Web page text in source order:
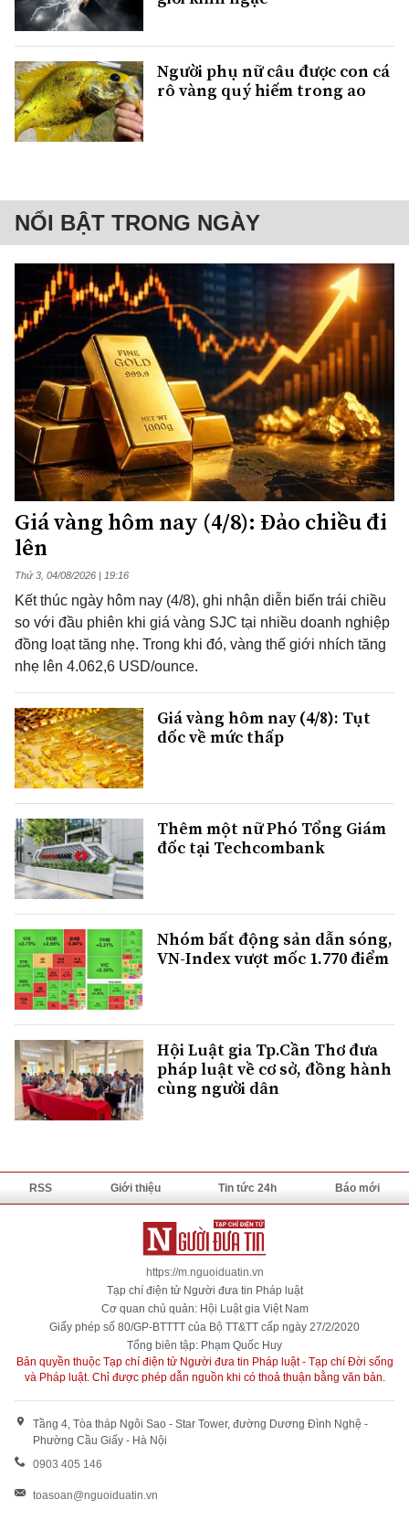
Người phụ nữ câu được con cá
rô vàng quý hiếm trong ao
NỔI BẬT TRONG NGÀY
Giá vàng hôm nay (4/8): Đảo chiều đi
lên
Thứ 3, 04/08/2026 | 19:16
Kết thúc ngày hôm nay (4/8), ghi nhận diễn biến trái chiều
so với đầu phiên khi giá vàng SJC tại nhiều doanh nghiệp
đồng loạt tăng nhẹ. Trong khi đó, vàng thế giới nhích tăng
nhẹ lên 4.062,6 USD/ounce.
Giá vàng hôm nay (4/8): Tụt
dốc về mức thấp
Thêm một nữ Phó Tổng Giám
đốc tại Techcombank
Nhóm bất động sản dẫn sóng,
VN-Index vượt mốc 1.770 điểm
Hội Luật gia Tp.Cần Thơ đưa
pháp luật về cơ sở, đồng hành
cùng người dân
RSS Giới thiệu Tin tức 24h Báo mới
https://m.nguoiduatin.vn
Tạp chí điện tử Người đưa tin Pháp luật
Cơ quan chủ quản: Hội Luật gia Việt Nam
Giấy phép số 80/GP-BTTTT của Bộ TT&TT cấp ngày 27/2/2020
Tổng biên tập: Phạm Quốc Huy
Bản quyền thuộc Tạp chí điện tử Người đưa tin Pháp luật - Tạp chí Đời sống
và Pháp luật. Chỉ được phép dẫn nguồn khi có thoả thuận bằng văn bản.
Tầng 4, Tòa tháp Ngôi Sao - Star Tower, đường Dương Đình Nghệ -
Phường Cầu Giấy - Hà Nội
0903 405 146
toasoan@nguoiduatin.vn